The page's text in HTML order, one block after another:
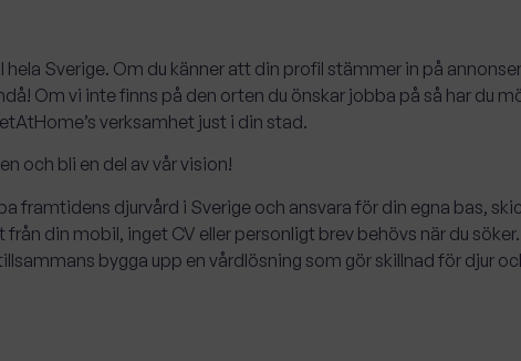
hela Sverige. Om du känner att din profil stämmer in på
Om vi inte finns på den orten du önskar jobba på så har du
verksamhet just i din stad.
och bli en del av vår vision!
framtidens djurvård i Sverige och ansvara för din egna bas,
din mobil, inget CV eller personligt brev behövs när du
bygga upp en vårdlösning som gör skillnad för djur